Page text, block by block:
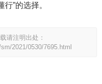
”的选择。
请注明出处：
2021/0530/7695.html